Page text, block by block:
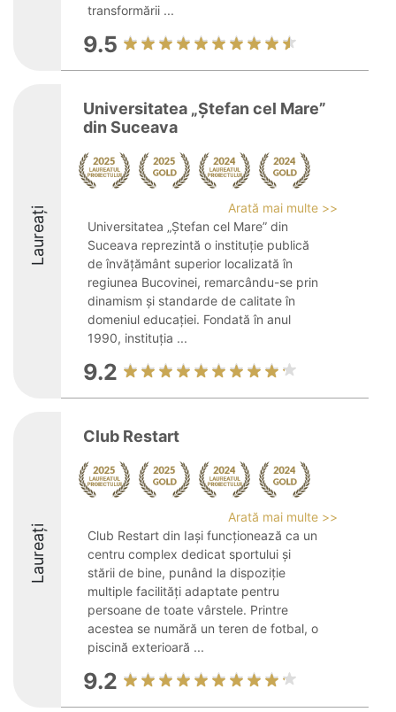
transformării ...
9.5
Laureați
Universitatea „Ștefan cel Mare”
din Suceava
Arată mai multe >>
Universitatea „Ștefan cel Mare” din
Suceava reprezintă o instituție publică
de învățământ superior localizată în
regiunea Bucovinei, remarcându-se prin
dinamism și standarde de calitate în
domeniul educației. Fondată în anul
1990, instituția ...
9.2
Laureați
Club Restart
Arată mai multe >>
Club Restart din Iași funcționează ca un
centru complex dedicat sportului și
stării de bine, punând la dispoziție
multiple facilități adaptate pentru
persoane de toate vârstele. Printre
acestea se numără un teren de fotbal, o
piscină exterioară ...
9.2